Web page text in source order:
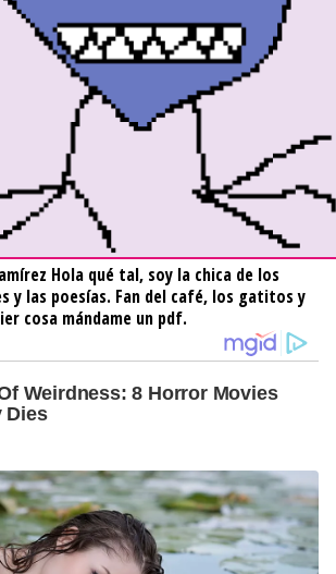
Hola qué tal, soy la chica de los
y las poesías. Fan del café, los gatitos y
cosa mándame un pdf.